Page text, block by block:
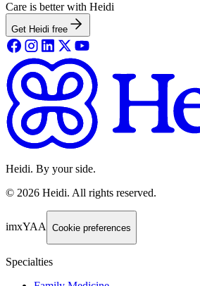
Care is better with Heidi
Get Heidi free
Heidi. By your side.
© 2026 Heidi. All rights reserved.
imxYAA Cookie preferences
Specialties